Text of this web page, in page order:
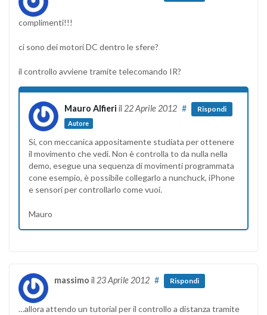
complimenti!!!
ci sono dei motori DC dentro le sfere?
il controllo avviene tramite telecomando IR?
Mauro Alfieri il 22 Aprile 2012
Autore
# Rispondi
Si, con meccanica appositamente studiata per ottenere
il movimento che vedi. Non è controlla to da nulla nella
demo, esegue una sequenza di movimenti programmata
cone esempio, è possibile collegarlo a nunchuck, iPhone
e sensori per controllarlo come vuoi.
Mauro
massimo il 23 Aprile 2012 # Rispondi
…allora attendo un tutorial per il controllo a distanza tramite